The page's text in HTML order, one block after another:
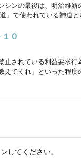
シンの最後は、明治維新
で使われている神道と
０
止されている利益要求行
えてくれ」といった程
してください。